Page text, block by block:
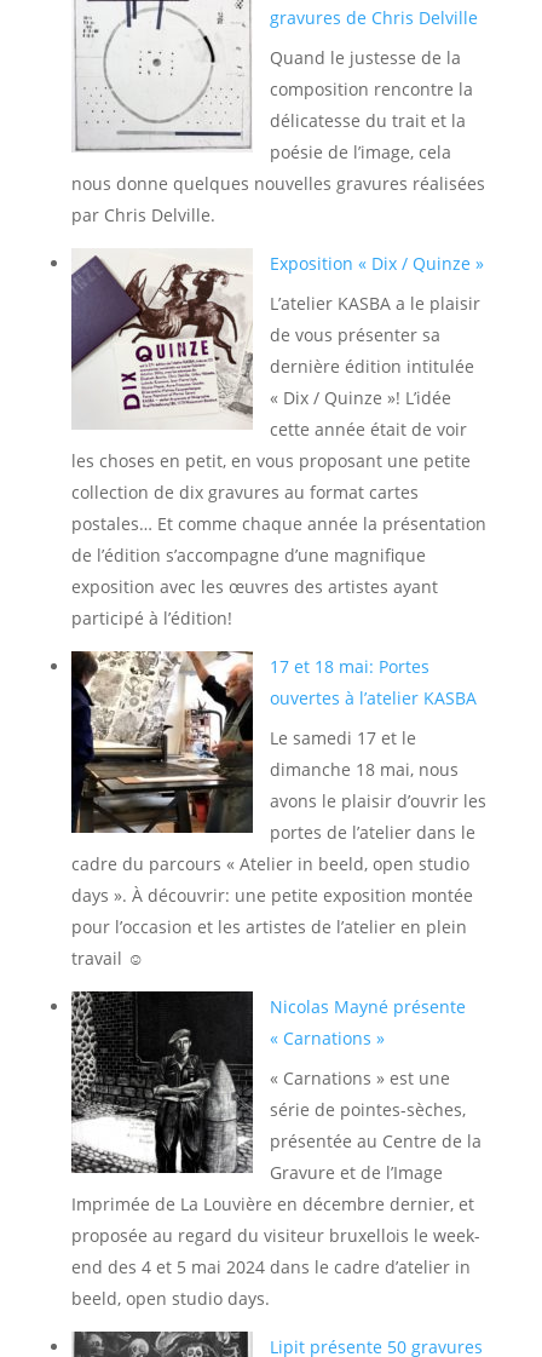
gravures de Chris Delville
Quand le justesse de la
composition rencontre la
délicatesse du trait et la
poésie de l’image, cela
nous donne quelques nouvelles gravures réalisées
par Chris Delville.
Exposition « Dix / Quinze »
L’atelier KASBA a le plaisir
de vous présenter sa
dernière édition intitulée
« Dix / Quinze »! L’idée
cette année était de voir
les choses en petit, en vous proposant une petite
collection de dix gravures au format cartes
postales… Et comme chaque année la présentation
de l’édition s’accompagne d’une magnifique
exposition avec les œuvres des artistes ayant
participé à l’édition!
17 et 18 mai: Portes
ouvertes à l’atelier KASBA
Le samedi 17 et le
dimanche 18 mai, nous
avons le plaisir d’ouvrir les
portes de l’atelier dans le
cadre du parcours « Atelier in beeld, open studio
days ». À découvrir: une petite exposition montée
pour l’occasion et les artistes de l’atelier en plein
travail ☺️
Nicolas Mayné présente
« Carnations »
« Carnations » est une
série de pointes-sèches,
présentée au Centre de la
Gravure et de l’Image
Imprimée de La Louvière en décembre dernier, et
proposée au regard du visiteur bruxellois le week-
end des 4 et 5 mai 2024 dans le cadre d’atelier in
beeld, open studio days.
Lipit présente 50 gravures